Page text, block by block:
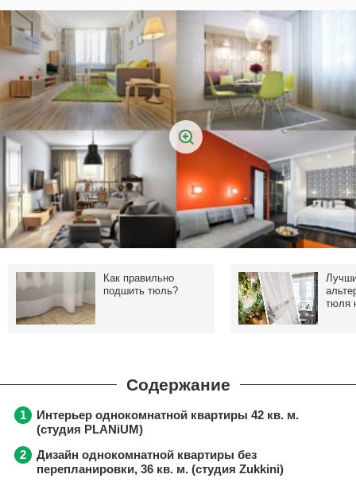
Как правильно
подшить тюль?
тюля
Интерьер однокомнатной квартиры 42 кв. м.
(студия PLANiUM)
Дизайн однокомнатной квартиры без
перепланировки, 36 кв. м. (студия Zukkini)